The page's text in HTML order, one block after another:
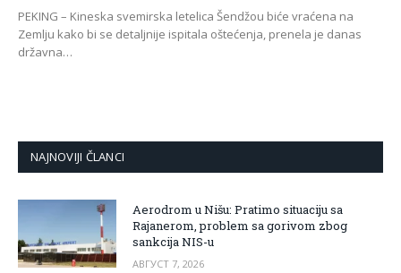
PEKING – Kineska svemirska letelica Šendžou biće vraćena na
Zemlju kako bi se detaljnije ispitala oštećenja, prenela je danas
državna…
NAJNOVIJI ČLANCI
Aerodrom u Nišu: Pratimo situaciju sa
Rajanerom, problem sa gorivom zbog
sankcija NIS-u
АВГУСТ 7, 2026